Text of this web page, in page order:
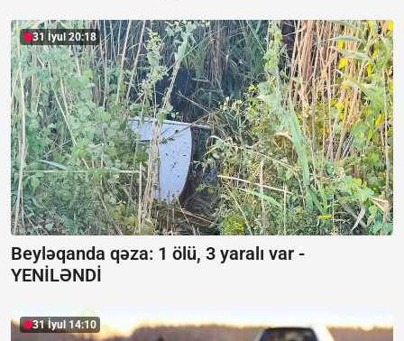
31 İyul 20:18
Beyləqanda qəza: 1 ölü, 3 yaralı var -
YENİLƏNDİ
31 İyul 14:10